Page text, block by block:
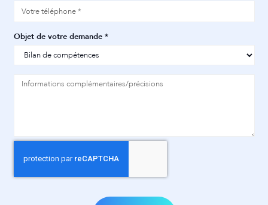
Objet de votre demande *